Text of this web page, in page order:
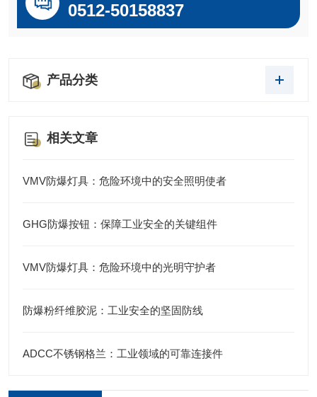
0512-50158837
产品分类
相关文章
VMV防爆灯具：危险环境中的安全照明使者
GHG防爆按钮：保障工业安全的关键组件
VMV防爆灯具：危险环境中的光明守护者
防爆粉纤维胶泥：工业安全的坚固防线
ADCC不锈钢格兰：工业领域的可靠连接件